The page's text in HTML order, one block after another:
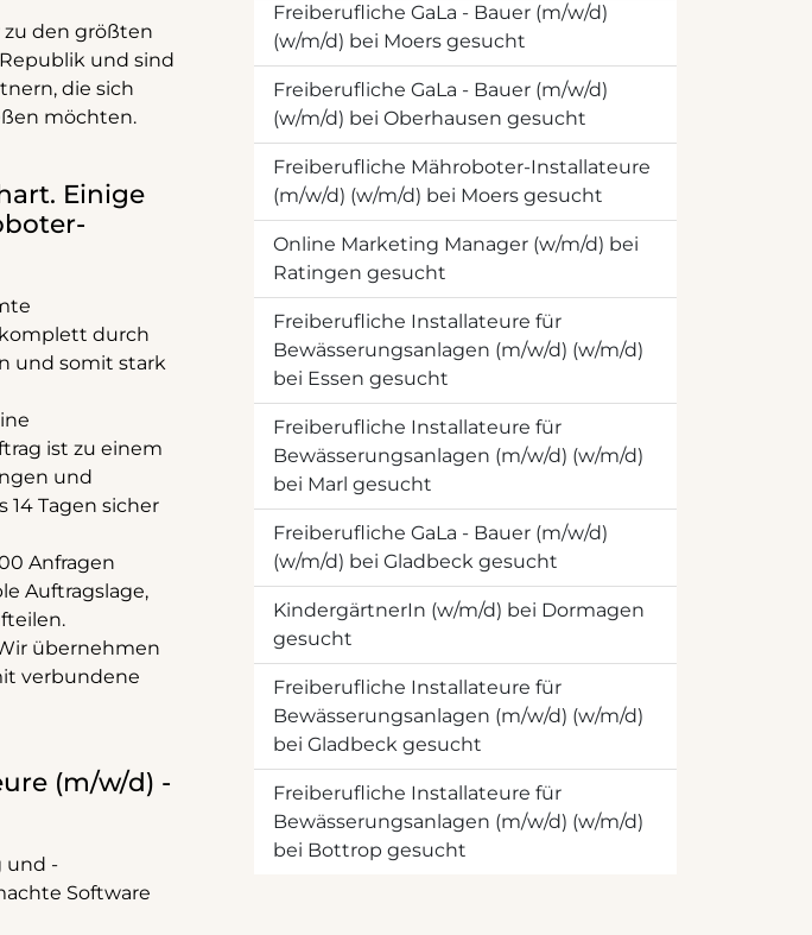
zu den größten
und sind
die sich
möchten.
Einige
durch
und somit stark
ist zu einem
und
Tagen sicher
Anfragen
Auftragslage,
übernehmen
verbundene
(m/w/d) -
und -
Software
Freiberufliche GaLa - Bauer (m/w/d)
(w/m/d) bei Moers gesucht
Freiberufliche GaLa - Bauer (m/w/d)
(w/m/d) bei Oberhausen gesucht
Freiberufliche Mähroboter-Installateure
(m/w/d) (w/m/d) bei Moers gesucht
Online Marketing Manager (w/m/d) bei
Ratingen gesucht
Freiberufliche Installateure für
Bewässerungsanlagen (m/w/d) (w/m/d)
bei Essen gesucht
Freiberufliche Installateure für
Bewässerungsanlagen (m/w/d) (w/m/d)
bei Marl gesucht
Freiberufliche GaLa - Bauer (m/w/d)
(w/m/d) bei Gladbeck gesucht
KindergärtnerIn (w/m/d) bei Dormagen
gesucht
Freiberufliche Installateure für
Bewässerungsanlagen (m/w/d) (w/m/d)
bei Gladbeck gesucht
Freiberufliche Installateure für
Bewässerungsanlagen (m/w/d) (w/m/d)
bei Bottrop gesucht